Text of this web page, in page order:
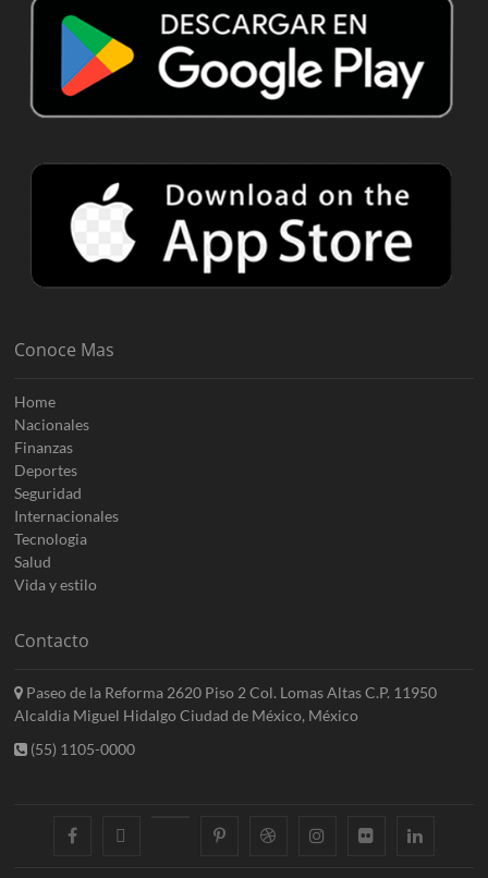
Conoce Mas
Home
Nacionales
Finanzas
Deportes
Seguridad
Internacionales
Tecnologia
Salud
Vida y estilo
Contacto
Paseo de la Reforma 2620 Piso 2 Col. Lomas Altas C.P. 11950
Alcaldia Miguel Hidalgo Ciudad de México, México
(55) 1105-0000
facebook googlepluspinterestdribbble instagramflickr linkedin